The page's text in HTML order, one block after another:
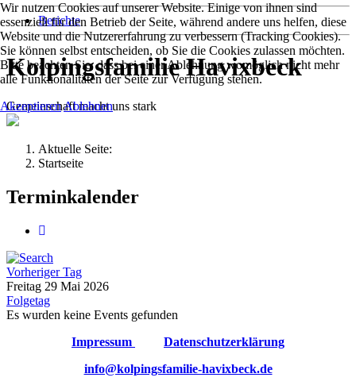
Berichte
Kolpingsfamilie Havixbeck
Gemeinschaft macht uns stark
Aktuelle Seite:
Startseite
Terminkalender
Vorheriger Tag
Freitag 29 Mai 2026
Folgetag
Es wurden keine Events gefunden
Impressum
Datenschutzerklärung
info@kolpingsfamilie-havixbeck.de
Wir nutzen Cookies auf unserer Website. Einige von ihnen sind
essenziell für den Betrieb der Seite, während andere uns helfen, diese
Website und die Nutzererfahrung zu verbessern (Tracking Cookies).
Sie können selbst entscheiden, ob Sie die Cookies zulassen möchten.
Bitte beachten Sie, dass bei einer Ablehnung womöglich nicht mehr
alle Funktionalitäten der Seite zur Verfügung stehen.
AkzeptierenAblehnen